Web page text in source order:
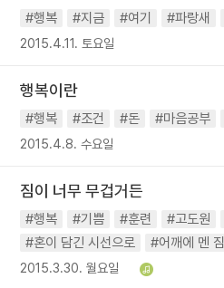
#행복 #지금 #여기 #파랑새
2015.4.11. 토요일
행복이란
#행복 #조건 #돈 #마음공부
2015.4.8. 수요일
짐이 너무 무겁거든
#행복 #기쁨 #훈련 #고도원
#혼이 담긴 시선으로
#어깨에 멘 짐
2015.3.30. 월요일